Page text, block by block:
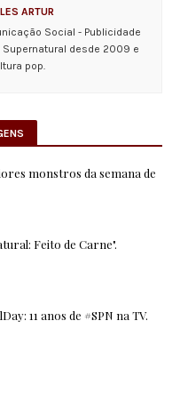
ARTUR
Social - Publicidade
Supernatural desde 2009 e
pop.
monstros da semana de
Feito de Carne".
11 anos de #SPN na TV.